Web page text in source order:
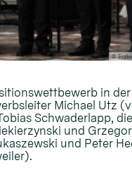
©
in der
Michael Utz
Schwaderlapp, die
und
und Peter